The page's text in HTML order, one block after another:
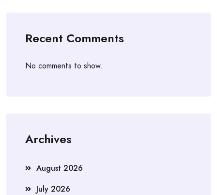
Recent Comments
No comments to show.
Archives
August 2026
July 2026